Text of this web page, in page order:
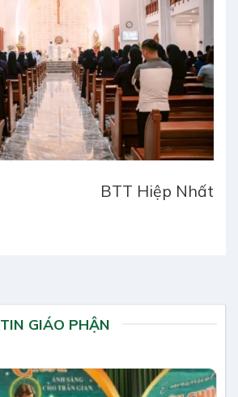
BTT Hiệp Nhất
TIN GIÁO PHẬN